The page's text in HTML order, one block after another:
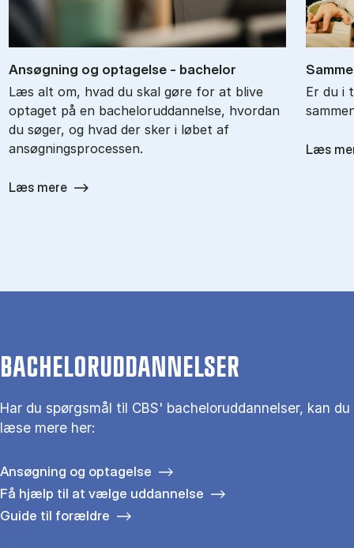
An­søg­ning og op­ta­gel­se - ba­chel­or
Læs alt om, hvad du skal gøre for at blive
optaget på en bacheloruddannelse, hvordan
du søger, og hvad der sker i løbet af
ansøgningsprocessen.
Læs mere
Er du i
Læs
BACHELORUDDANNELSER
Har du spørgsmål til CBS' bacheloruddannelser, kan du
læse mere her:
Ansøgning og optagelse
Få hjælp til at vælge uddannelse
Guide til forældre